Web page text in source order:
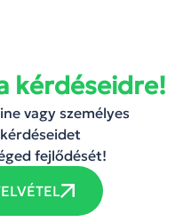
kérdéseidre!
vagy személyes
fejlődését!